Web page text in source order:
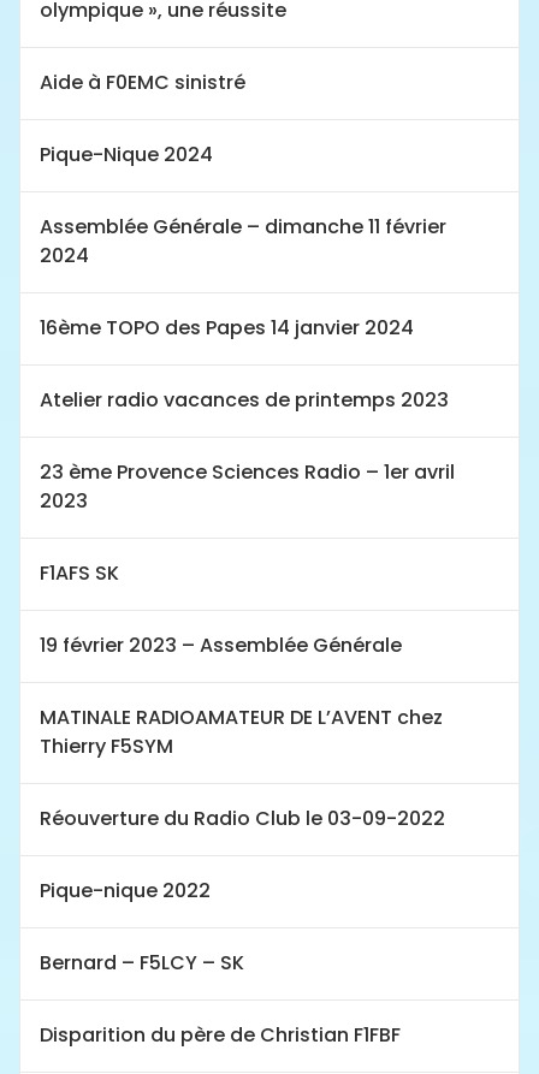
olympique », une réussite
Aide à F0EMC sinistré
Pique-Nique 2024
Assemblée Générale – dimanche 11 février
2024
16ème TOPO des Papes 14 janvier 2024
Atelier radio vacances de printemps 2023
23 ème Provence Sciences Radio – 1er avril
2023
F1AFS SK
19 février 2023 – Assemblée Générale
MATINALE RADIOAMATEUR DE L’AVENT chez
Thierry F5SYM
Réouverture du Radio Club le 03-09-2022
Pique-nique 2022
Bernard – F5LCY – SK
Disparition du père de Christian F1FBF